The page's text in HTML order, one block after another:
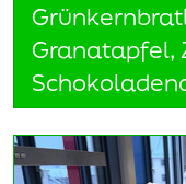
Granatapfel,